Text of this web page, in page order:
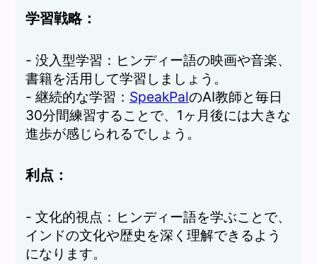
学習戦略：
- 没入型学習：ヒンディー語の映画や音楽、
書籍を活用して学習しましょう。
- 継続的な学習： SpeakPalのAI教師と毎日
30分間練習することで、1ヶ月後には大きな
進歩が感じられるでしょう。
利点：
- 文化的視点：ヒンディー語を学ぶことで、
インドの文化や歴史を深く理解できるよう
になります。